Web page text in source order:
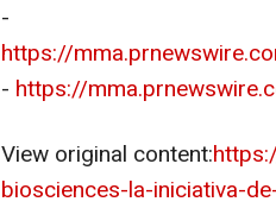
-
https://
- https://
View original content:
biosciences-la-iniciativa-